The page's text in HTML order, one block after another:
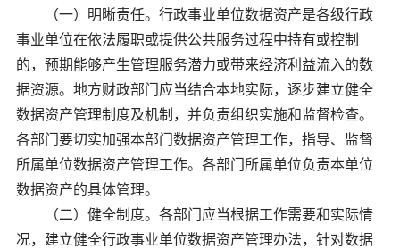
（一）明晰责任。行政事业单位数据资产是各级行政
事业单位在依法履职或提供公共服务过程中持有或控制
的，预期能够产生管理服务潜力或带来经济利益流入的数
据资源。地方财政部门应当结合本地实际，逐步建立健全
数据资产管理制度及机制，并负责组织实施和监督检查。
各部门要切实加强本部门数据资产管理工作，指导、监督
所属单位数据资产管理工作。各部门所属单位负责本单位
数据资产的具体管理。
（二）健全制度。各部门应当根据工作需要和实际情
况，建立健全行政事业单位数据资产管理办法，针对数据